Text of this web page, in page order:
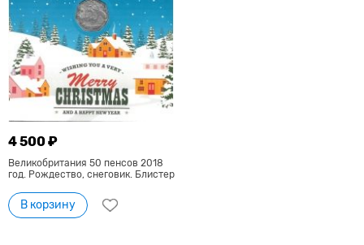
4 500 ₽
Великобритания 50 пенсов 2018
год. Рождество, снеговик. Блистер
В корзину